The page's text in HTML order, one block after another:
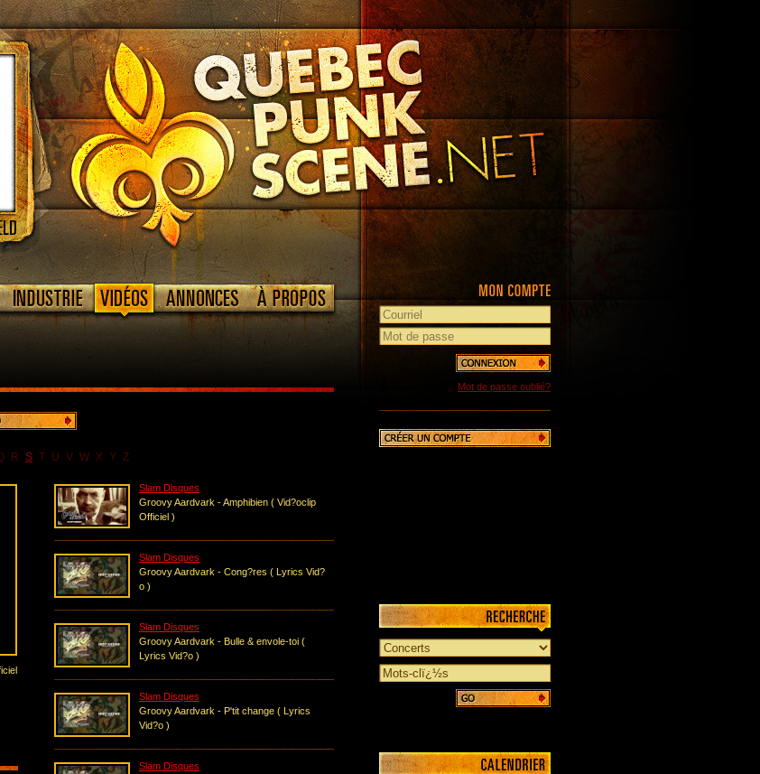
R S T U V W X Y Z
Slam Disques
Groovy Aardvark - Amphibien ( Vid?oclip
Officiel )
Slam Disques
Groovy Aardvark - Cong?res ( Lyrics Vid?
o )
Slam Disques
Groovy Aardvark - Bulle & envole-toi (
Lyrics Vid?o )
Slam Disques
Groovy Aardvark - P'tit change ( Lyrics
Vid?o )
Slam Disques
Mot de passe oublié?